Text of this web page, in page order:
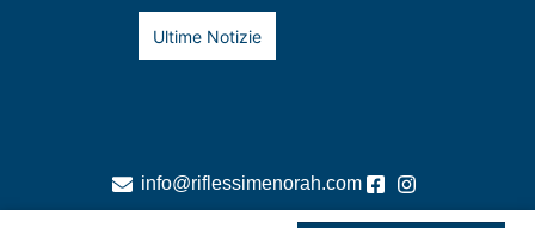
Ultime Notizie
info@riflessimenorah.com